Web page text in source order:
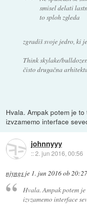
smisel delati
to sploh zgleda
zgradiš svoje jedro, ki
Think skylake/
čisto drugačna
Hvala. Ampak potem je
izvzamemo interface
johnnyyy
::2. jun 2016, 00:56
njyngs je 1. jun 2016 ob 20:27
Hvala. Ampak potem
izvzamemo interface